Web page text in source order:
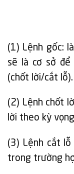
(1) Lệnh gốc:
sẽ là cơ sở để
(chốt lời/cắt lỗ).
(2) Lệnh chốt
lời theo kỳ
(3) Lệnh cắt lỗ
trong trường